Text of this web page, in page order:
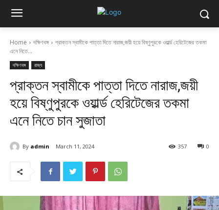
Home দক্ষিণবঙ্গ
প্রাক্তন স্বামীকে পাত্তা দিতে নারাজ,জয়ী হয়ে বিষ্ণুপুরকে ওয়ার্ল্ড হেরিটেজের তকমা
এনে নিতে...
দক্ষিণবঙ্গ রাজ্য
প্রাক্তন স্বামীকে পাত্তা দিতে নারাজ,জয়ী
হয়ে বিষ্ণুপুরকে ওয়ার্ল্ড হেরিটেজের তকমা
এনে নিতে চান সুজাতা
By admin March 11, 2024 0
357